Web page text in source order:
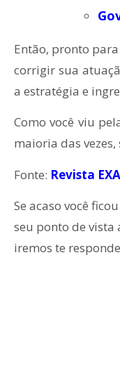
Então, pronto
corrigir sua
a estratégia e
Como você viu
maioria das
Fonte: Revista
Se acaso você
seu ponto de vista
iremos te